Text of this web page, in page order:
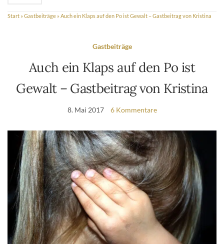
Start » Gastbeiträge » Auch ein Klaps auf den Po ist Gewalt – Gastbeitrag von Kristina
Gastbeiträge
Auch ein Klaps auf den Po ist
Gewalt – Gastbeitrag von Kristina
8. Mai 2017 6 Kommentare